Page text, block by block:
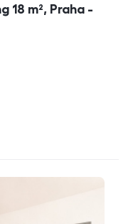
18 m², Praha -